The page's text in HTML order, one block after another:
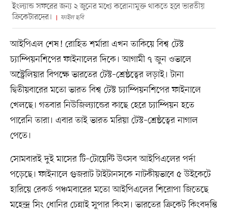
ইংল্যান্ড সফরের জন্য ২ জুনের মধ্যে করোনামুক্ত থাকতে হবে ভারতীয়
ক্রিকেটারদের।
ফাইল ছবি
আইপিএল শেষ! রোহিত শর্মারা এখন তাকিয়ে বিশ্ব টেস্ট
চ্যাম্পিয়নশিপের ফাইনালের দিকে। আগামী ৭ জুন ওভালে
অস্ট্রেলিয়ার বিপক্ষে ভারতের টেস্ট–শ্রেষ্ঠত্বের লড়াই। টানা
দ্বিতীয়বারের মতো ভারত বিশ্ব টেস্ট চ্যাম্পিয়নশিপের ফাইনালে
খেলছে। গতবার নিউজিল্যান্ডের কাছে হেরে চ্যাম্পিয়ন হতে
পারেনি তারা। এবার তাই ভারত মরিয়া টেস্ট–শ্রেষ্ঠত্বের নাগাল
পেতে।
সোমবারই দুই মাসের টি–টোয়েন্টি উৎসব আইপিএলের পর্দা
পড়েছে। ফাইনালে গুজরাট টাইটানসকে নাটকীয়ভাবে ৫ উইকেটে
হারিয়ে রেকর্ড পঞ্চমবারের মতো আইপিএলের শিরোপা জিতেছে
মহেন্দ্র সিং ধোনির চেন্নাই সুপার কিংস। ভারতের ক্রিকেট কিংবদন্তি